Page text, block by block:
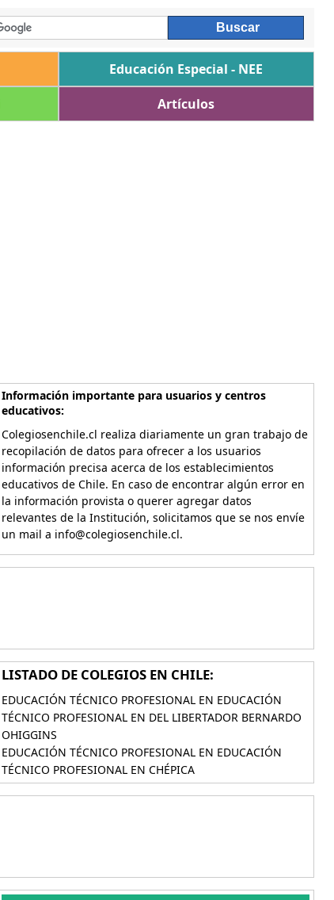
Educación Especial - NEE
Artículos
Información importante para usuarios y centros
educativos:
Colegiosenchile.cl realiza diariamente un gran trabajo de
recopilación de datos para ofrecer a los usuarios
información precisa acerca de los establecimientos
educativos de Chile. En caso de encontrar algún error en
la información provista o querer agregar datos
relevantes de la Institución, solicitamos que se nos envíe
un mail a info@colegiosenchile.cl.
LISTADO DE COLEGIOS EN CHILE:
EDUCACIÓN TÉCNICO PROFESIONAL EN EDUCACIÓN
TÉCNICO PROFESIONAL EN DEL LIBERTADOR BERNARDO
OHIGGINS
EDUCACIÓN TÉCNICO PROFESIONAL EN EDUCACIÓN
TÉCNICO PROFESIONAL EN CHÉPICA